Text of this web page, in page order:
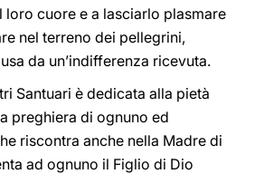
cuore e a lasciarlo plasmare
nel terreno dei pellegrini,
da un’indifferenza ricevuta.
Santuari è dedicata alla pietà
preghiera di ognuno ed
riscontra anche nella Madre di
ad ognuno il Figlio di Dio